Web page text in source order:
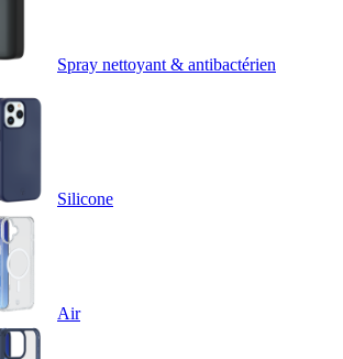
Spray nettoyant & antibactérien
Silicone
Air